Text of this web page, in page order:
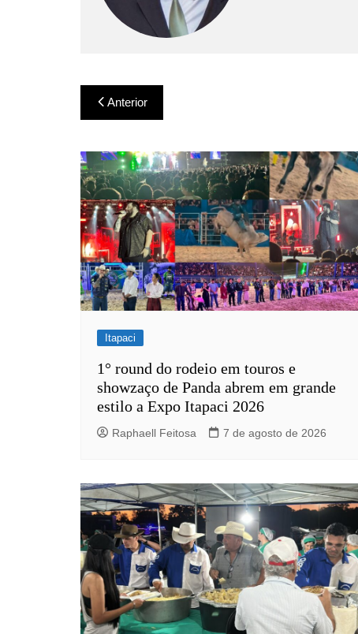
Navegação
de
Post
Anterior
Itapaci
1° round do rodeio em touros e
showzaço de Panda abrem em grande
estilo a Expo Itapaci 2026
Raphaell Feitosa 7 de agosto de 2026